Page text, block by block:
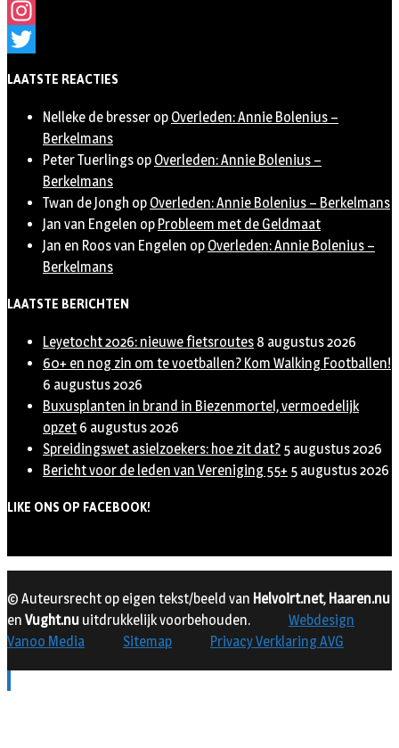
Facebook
Instagram
LAATSTE REACTIES
Nelleke de bresser op Overleden: Annie Bolenius –
Berkelmans
Peter Tuerlings op Overleden: Annie Bolenius –
Berkelmans
Twan de Jongh op Overleden: Annie Bolenius – Berkelmans
Jan van Engelen op Probleem met de Geldmaat
Jan en Roos van Engelen op Overleden: Annie Bolenius –
Berkelmans
LAATSTE BERICHTEN
Leyetocht 2026: nieuwe fietsroutes 8 augustus 2026
60+ en nog zin om te voetballen? Kom Walking Footballen!
6 augustus 2026
Buxusplanten in brand in Biezenmortel, vermoedelijk
opzet 6 augustus 2026
Spreidingswet asielzoekers: hoe zit dat? 5 augustus 2026
Bericht voor de leden van Vereniging 55+ 5 augustus 2026
LIKE ONS OP FACEBOOK!
© Auteursrecht op eigen tekst/beeld van Helvoirt.net, Haaren.nu
en Vught.nu uitdrukkelijk voorbehouden.
Webdesign
Vanoo Media
Sitemap Privacy Verklaring AVG